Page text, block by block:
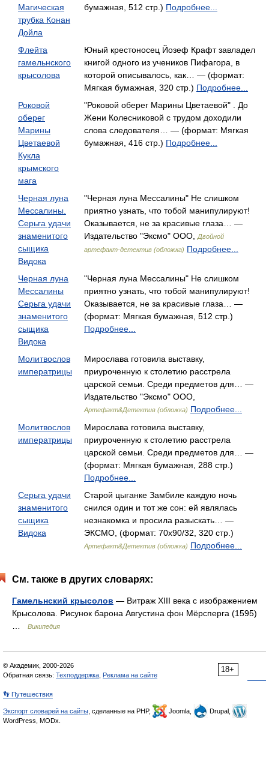
Магическая
трубка Конан
Дойла
бумажная, 512 стр.) Подробнее...
Флейта
гамельнского
крысолова
Юный крестоносец Йозеф Крафт завладел
книгой одного из учеников Пифагора, в
которой описывалось, как… — (формат:
Мягкая бумажная, 320 стр.) Подробнее...
Роковой
оберег
Марины
Цветаевой
Кукла
крымского
мага
"Роковой оберег Марины Цветаевой" . До
Жени Колесниковой с трудом доходили
слова следователя… — (формат: Мягкая
бумажная, 416 стр.) Подробнее...
Черная луна
Мессалины.
Серьга удачи
знаменитого
сыщика
Видока
"Черная луна Мессалины" Не слишком
приятно узнать, что тобой манипулируют!
Оказывается, не за красивые глаза… —
Издательство "Эксмо" ООО,
Двойной
артефакт-детектив (обложка) Подробнее...
Черная луна
Мессалины
Серьга удачи
знаменитого
сыщика
Видока
"Черная луна Мессалины" Не слишком
приятно узнать, что тобой манипулируют!
Оказывается, не за красивые глаза… —
(формат: Мягкая бумажная, 512 стр.)
Подробнее...
Молитвослов
императрицы
Мирослава готовила выставку,
приуроченную к столетию расстрела
царской семьи. Среди предметов для… —
Издательство "Эксмо" ООО,
Артефакт&Детектив (обложка) Подробнее...
Молитвослов
императрицы
Мирослава готовила выставку,
приуроченную к столетию расстрела
царской семьи. Среди предметов для… —
(формат: Мягкая бумажная, 288 стр.)
Подробнее...
Серьга удачи
знаменитого
сыщика
Видока
Старой цыганке Замбиле каждую ночь
снился один и тот же сон: ей являлась
незнакомка и просила разыскать… —
ЭКСМО, (формат: 70x90/32, 320 стр.)
Артефакт&Детектив (обложка) Подробнее...
См. также в других словарях:
Гамельнский крысолов — Витраж XIII века с изображением
Крысолова. Рисунок барона Августина фон Мёрсперга (1595)
Википедия
18+
© Академик, 2000-2026
Обратная связь: Техподдержка Реклама на сайте
👣 Путешествия
Экспорт словарей на сайты , сделанные на PHP, Joomla,
Drupal,
WordPress, MODx.